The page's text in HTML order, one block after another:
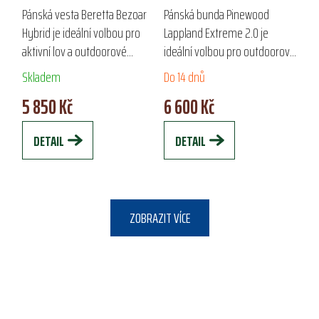
HYBRID
Pánská vesta Beretta Bezoar
Hybrid je ideální volbou pro
aktivní lov a outdoorové
aktivity v chladnějších
podmínkách. Vyrobena z
elastického polyamidu s
termální výplní...
Skladem
5 850 Kč
DETAIL
LAPPLAND
EXTREME 2.0
Pánská bunda Pinewood
Lappland Extreme 2.0 je
ideální volbou pro outdoorové
aktivity a rybolov. Vyrobena z
odolného materiálu TC-1200™,
poskytuje výjimečnou
voděodolnost a...
Do 14 dnů
6 600 Kč
DETAIL
ZOBRAZIT VÍCE